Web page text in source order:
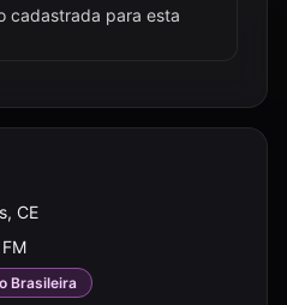
cadastrada para esta
CE
Brasileira